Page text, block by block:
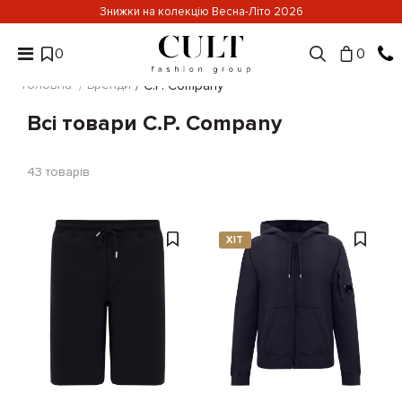
Знижки на колекцію Весна-Літо 2026
0 0
Головна Бренди C.P. Company
Всі товари C.P. Company
43 товарів
ХІТ